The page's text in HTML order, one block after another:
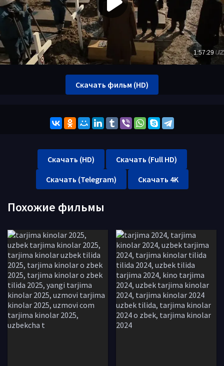
Скачать фильм (HD)
Скачать (HD)
Скачать (Full HD)
Скачать (Telegram)
Скачать 4K
Похожие фильмы